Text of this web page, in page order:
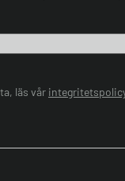
läs vår